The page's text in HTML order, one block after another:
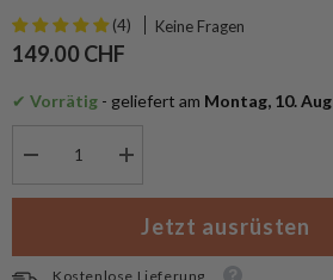
(4) Keine Fragen
149.00 CHF
✔ Vorrätig - geliefert am Montag, 10. Aug
für
7
Menge
für
Trek&#39;n
EatJetzt ausrüsten
Kostenlose Lieferung